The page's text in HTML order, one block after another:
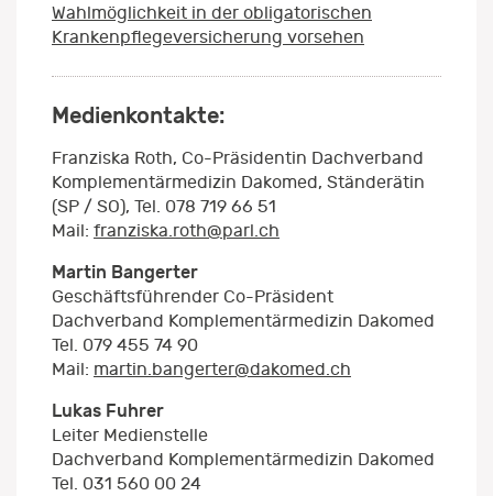
Wahlmöglichkeit in der obligatorischen
Krankenpflegeversicherung vorsehen
Medienkontakte:
Franziska Roth, Co-Präsidentin Dachverband
Komplementärmedizin Dakomed, Ständerätin
(SP / SO), Tel. 078 719 66 51
Mail: franziska.roth@parl.ch
Martin Bangerter
Geschäftsführender Co-Präsident
Dachverband Komplementärmedizin Dakomed
Tel. 079 455 74 90
Mail: martin.bangerter@dakomed.ch
Lukas Fuhrer
Leiter Medienstelle
Dachverband Komplementärmedizin Dakomed
Tel. 031 560 00 24